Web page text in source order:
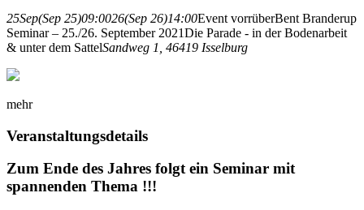
25Sep(Sep 25)09:0026(Sep 26)14:00Event vorrüberBent Branderup
Seminar – 25./26. September 2021Die Parade - in der Bodenarbeit
& unter dem SattelSandweg 1, 46419 Isselburg
mehr
Veranstaltungsdetails
Zum Ende des Jahres folgt ein Seminar mit
spannenden Thema !!!